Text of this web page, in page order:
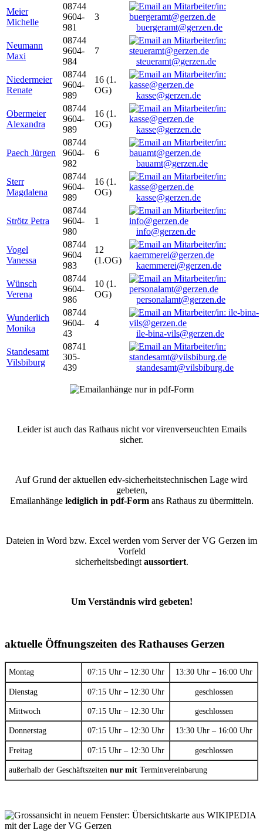
Meier
Michelle
08744
9604-
981
3
buergeramt@gerzen.de
Neumann
Maxi
08744
9604-
984
7
steueramt@gerzen.de
Niedermeier
Renate
08744
9604-
989
16 (1.
OG)
kasse@gerzen.de
Obermeier
Alexandra
08744
9604-
989
16 (1.
OG)
kasse@gerzen.de
Paech Jürgen
08744
9604-
982
6
bauamt@gerzen.de
Sterr
Magdalena
08744
9604-
989
16 (1.
OG)
kasse@gerzen.de
Strötz Petra
08744
9604-
980
1
info@gerzen.de
Vogel
Vanessa
08744
9604
983
12
(1.OG)
kaemmerei@gerzen.de
Wünsch
Verena
08744
9604-
986
10 (1.
OG)
personalamt@gerzen.de
Wunderlich
Monika
08744
9604-
43
4
ile-bina-vils@gerzen.de
Standesamt
Vilsbiburg
08741
305-
439
standesamt@vilsbiburg.de
Leider ist auch das Rathaus nicht vor virenverseuchten Emails
sicher.
Auf Grund der aktuellen edv-sicherheitstechnischen Lage wird
gebeten,
Emailanhänge lediglich in pdf-Formans Rathaus zu übermitteln.
Dateien in Word bzw. Excel werden vom Server der VG Gerzen im
Vorfeld
sicherheitsbedingt aussortiert.
Um Verständnis wird gebeten!
aktuelle Öffnungszeiten des Rathauses Gerzen
Montag 07:15 Uhr – 12:30 Uhr 13:30 Uhr – 16:00 Uhr
Dienstag 07:15 Uhr – 12:30 Uhr geschlossen
Mittwoch 07:15 Uhr – 12:30 Uhr geschlossen
Donnerstag 07:15 Uhr – 12:30 Uhr 13:30 Uhr – 16:00 Uhr
Freitag 07:15 Uhr – 12:30 Uhr geschlossen
außerhalb der Geschäftszeiten nur mit Terminvereinbarung